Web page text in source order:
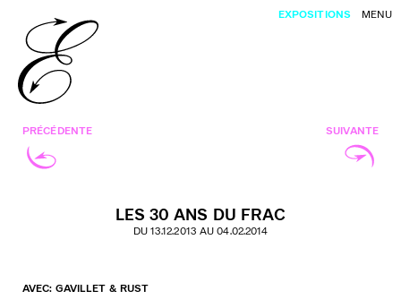
MENU
EXPOSITIONS
PRÉCÉDENTE SUIVANTE
LES 30 ANS DU FRAC
DU 13.12.2013 AU 04.02.2014
AVEC: GAVILLET & RUST